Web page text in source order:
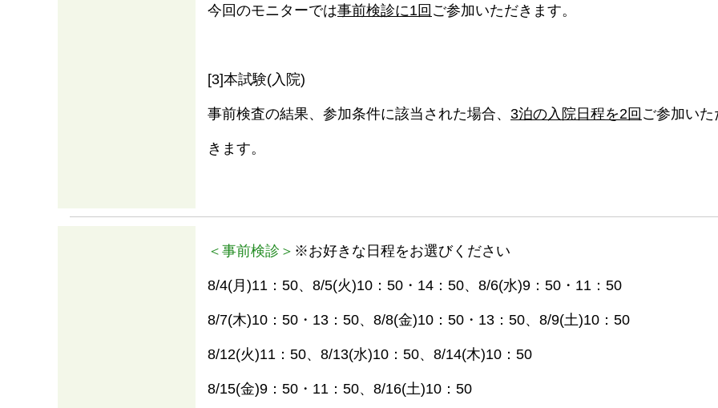
今回のモニターでは事前検診に1回 ご参加いただきます。
[3]本試験(入院)
事前検査の結果、参加条件に該当された場合、 3泊の入院日程を2回 ご参加いた
きます。
＜事前検診＞ ※お好きな日程をお選びください
8/4(月)11：50、8/5(火)10：50・14：50、8/6(水)9：50・11：50
8/7(木)10：50・13：50、8/8(金)10：50・13：50、8/9(土)10：50
8/12(火)11：50、8/13(水)10：50、8/14(木)10：50
8/15(金)9：50・11：50、8/16(土)10：50